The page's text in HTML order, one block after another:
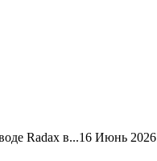
Radax в...16 Июнь 2026